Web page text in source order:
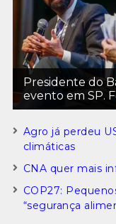
Presidente do
evento em SP.
Agro já perdeu
climáticas
CNA quer mais
COP27:
“segurança